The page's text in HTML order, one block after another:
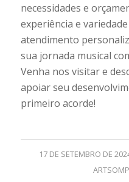
necessidades e
experiência e
atendimento
sua jornada musical
Venha nos visitar e
apoiar seu
primeiro acorde!
17 DE SETEMBRO DE
/